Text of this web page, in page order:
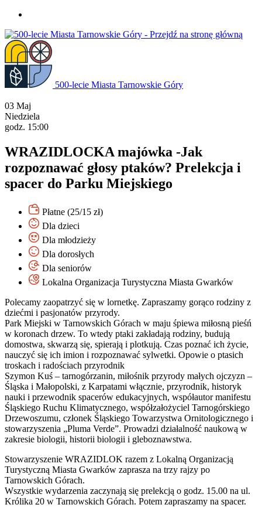
treści
500-lecie Miasta Tarnowskie Góry
03 Maj
Niedziela
godz. 15:00
WRAZIDLOCKA majówka -Jak
rozpoznawać głosy ptaków? Prelekcja i
spacer do Parku Miejskiego
Płatne (25/15 zł)
Dla dzieci
Dla młodzieży
Dla dorosłych
Dla seniorów
Lokalna Organizacja Turystyczna Miasta Gwarków
Polecamy zaopatrzyć się w lornetkę. Zapraszamy gorąco rodziny z
dziećmi i pasjonatów przyrody.
Park Miejski w Tarnowskich Górach w maju śpiewa miłosną pieśń
w koronach drzew. To wtedy ptaki zakładają rodziny, budują
domostwa, skwarzą się, spierają i plotkują. Czas poznać ich życie,
nauczyć się ich imion i rozpoznawać sylwetki. Opowie o ptasich
troskach i radościach przyrodnik
Szymon Kuś – tarnogórzanin, miłośnik przyrody małych ojczyzn –
Śląska i Małopolski, z Karpatami włącznie, przyrodnik, historyk
nauki i przewodnik spacerów edukacyjnych, współautor manifestu
Śląskiego Ruchu Klimatycznego, współzałożyciel Tarnogórskiego
Drzewoszumu, członek Śląskiego Towarzystwa Ornitologicznego i
stowarzyszenia „Pluma Verde”. Prowadzi działalność naukową w
zakresie biologii, historii biologii i gleboznawstwa.
Stowarzyszenie WRAZIDLOK razem z Lokalną Organizacją
Turystyczną Miasta Gwarków zaprasza na trzy rajzy po
Tarnowskich Górach.
Wszystkie wydarzenia zaczynają się prelekcją o godz. 15.00 na ul.
Królika 20 w Tarnowskich Górach. Potem zapraszamy na spacer.